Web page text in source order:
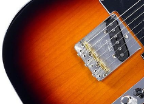
キーボード
管楽器